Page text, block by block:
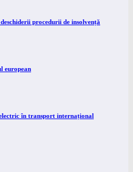
procedurii de insolvență
european
în transport internațional